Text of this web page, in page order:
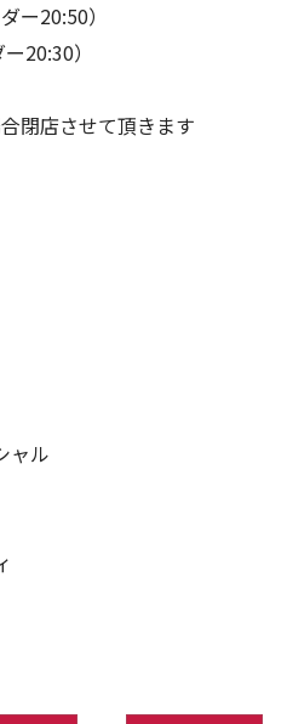
ー20:50）
20:30）
閉店させて頂きます
ャル